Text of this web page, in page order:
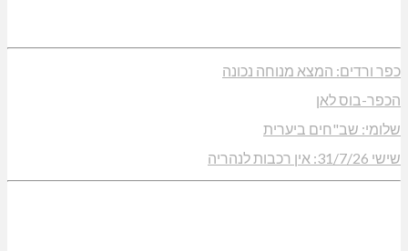
כפר ורדים: המצא מנוחה נכונה
הכפר-בוס לאן
שלומי: שב"חים ביערית
שישי 31/7/26: אין רכבות לנהריה